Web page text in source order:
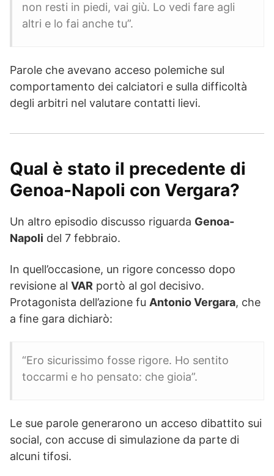
non resti in piedi, vai giù. Lo vedi fare agli
altri e lo fai anche tu”.
Parole che avevano acceso polemiche sul
comportamento dei calciatori e sulla difficoltà
degli arbitri nel valutare contatti lievi.
Qual è stato il precedente di
Genoa-Napoli con Vergara?
Un altro episodio discusso riguarda Genoa-
Napoli del 7 febbraio.
In quell’occasione, un rigore concesso dopo
revisione al VAR portò al gol decisivo.
Protagonista dell’azione fu Antonio Vergara, che
a fine gara dichiarò:
“Ero sicurissimo fosse rigore. Ho sentito
toccarmi e ho pensato: che gioia”.
Le sue parole generarono un acceso dibattito sui
social, con accuse di simulazione da parte di
alcuni tifosi.